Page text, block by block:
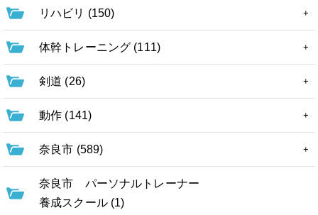
リハビリ (150)
体幹トレーニング (111)
剣道 (26)
動作 (141)
奈良市 (589)
奈良市 パーソナルトレーナー
養成スクール (1)